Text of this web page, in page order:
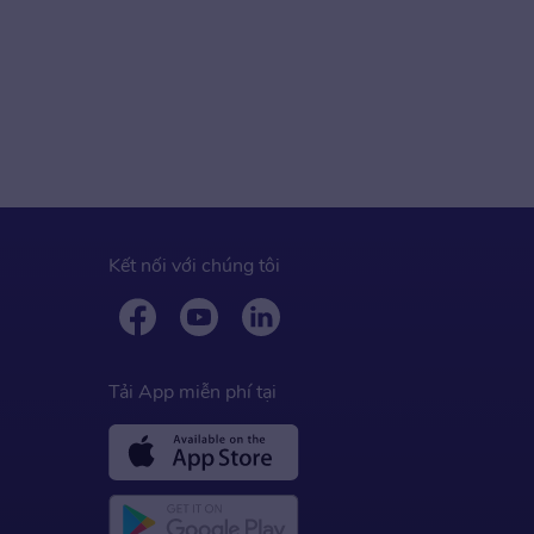
Kết nối với chúng tôi
Tải App miễn phí tại